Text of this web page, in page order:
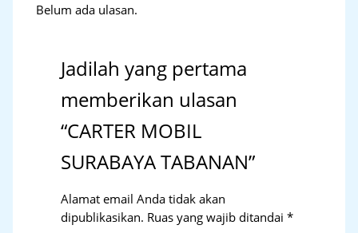
Belum ada ulasan.
Jadilah yang pertama
memberikan ulasan
“CARTER MOBIL
SURABAYA TABANAN”
Alamat email Anda tidak akan
dipublikasikan. Ruas yang wajib ditandai*